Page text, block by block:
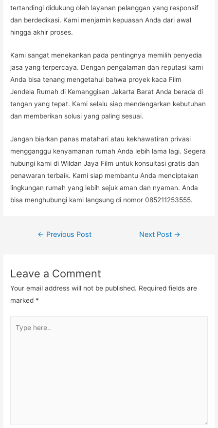
tertandingi didukung oleh layanan pelanggan yang responsif
dan berdedikasi. Kami menjamin kepuasan Anda dari awal
hingga akhir proses.
Kami sangat menekankan pada pentingnya memilih penyedia
jasa yang terpercaya. Dengan pengalaman dan reputasi kami
Anda bisa tenang mengetahui bahwa proyek kaca Film
Jendela Rumah di Kemanggisan Jakarta Barat Anda berada di
tangan yang tepat. Kami selalu siap mendengarkan kebutuhan
dan memberikan solusi yang paling sesuai.
Jangan biarkan panas matahari atau kekhawatiran privasi
mengganggu kenyamanan rumah Anda lebih lama lagi. Segera
hubungi kami di Wildan Jaya Film untuk konsultasi gratis dan
penawaran terbaik. Kami siap membantu Anda menciptakan
lingkungan rumah yang lebih sejuk aman dan nyaman. Anda
bisa menghubungi kami langsung di nomor 085211253555.
Post
← Previous Post Next Post →
Leave a Comment
Your email address will not be published. Required fields are
marked *
here..